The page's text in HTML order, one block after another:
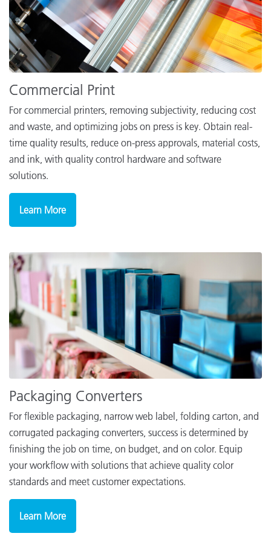
Commercial Print
For commercial printers, removing subjectivity, reducing cost
and waste, and optimizing jobs on press is key. Obtain real-
time quality results, reduce on-press approvals, material costs,
and ink, with quality control hardware and software
solutions.
Learn More
Packaging Converters
For flexible packaging, narrow web label, folding carton, and
corrugated packaging converters, success is determined by
finishing the job on time, on budget, and on color. Equip
your workflow with solutions that achieve quality color
standards and meet customer expectations.
Learn More